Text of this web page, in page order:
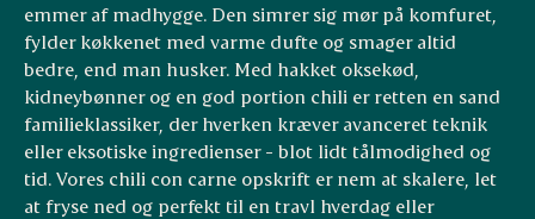
emmer af madhygge. Den simrer sig mør på komfuret,
fylder køkkenet med varme dufte og smager altid
bedre, end man husker. Med hakket oksekød,
kidneybønner og en god portion chili er retten en sand
familieklassiker, der hverken kræver avanceret teknik
eller eksotiske ingredienser - blot lidt tålmodighed og
tid. Vores chili con carne opskrift er nem at skalere, let
at fryse ned og perfekt til en travl hverdag eller